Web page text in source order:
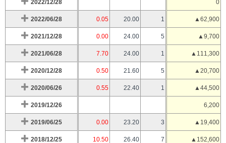
2022/12/28 0
2022/06/28 0.05 20.00 1 ▲62,900
2021/12/28 0.00 24.00 5 ▲9,700
2021/06/28 7.70 24.00 1 ▲111,300
2020/12/28 0.50 21.60 5 ▲20,700
2020/06/26 0.55 22.40 1 ▲44,500
2019/12/26 6,200
2019/06/25 0.00 23.20 3 ▲19,400
2018/12/25 10.50 26.40 7 ▲152,600